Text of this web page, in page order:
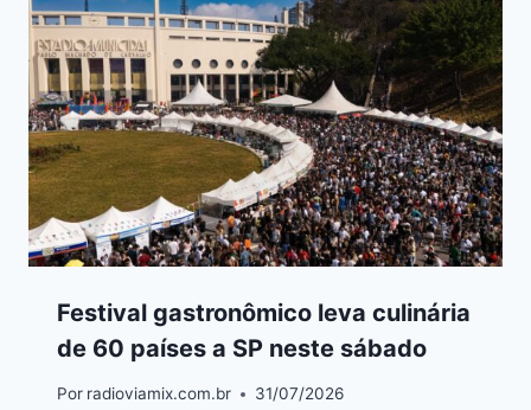
Festival gastronômico leva culinária
de 60 países a SP neste sábado
Por radioviamix.com.br 31/07/2026